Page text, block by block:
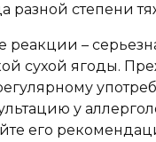
разной степени
реакции –
сухой ягоды.
у
его